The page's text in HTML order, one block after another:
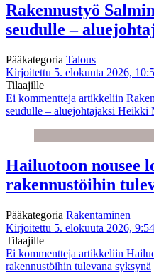
Rakennustyö
seudulle –
Pääkategoria Talous
Kirjoitettu 5. elokuuta 2026,
Tilaajille
Ei kommentteja artikkeliin
seudulle – aluejohtajaksi Heikki
Hailuotoon nousee
rakennustöihin
Pääkategoria Rakentaminen
Kirjoitettu 5. elokuuta 2026, 9:54
Tilaajille
Ei kommentteja artikkeliin
rakennustöihin tulevana syksynä